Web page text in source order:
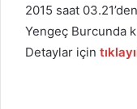
2015 saat
Yengeç Burcunda
Detaylar için